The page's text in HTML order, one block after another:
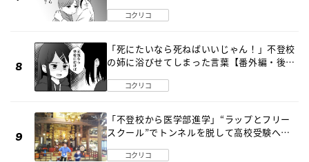
コクリコ
「死にたいなら死ねばいいじゃん！」不登校
の姉に浴びせてしまった言葉【番外編・後
コクリコ
「不登校から医学部進学」“ラップとフリー
スクール”でトンネルを脱して高校受験へ
コクリコ